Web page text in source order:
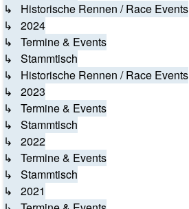
↳ Historische Rennen / Race Events
↳ 2024
↳ Termine & Events
↳ Stammtisch
↳ Historische Rennen / Race Events
↳ 2023
↳ Termine & Events
↳ Stammtisch
↳ 2022
↳ Termine & Events
↳ Stammtisch
↳ 2021